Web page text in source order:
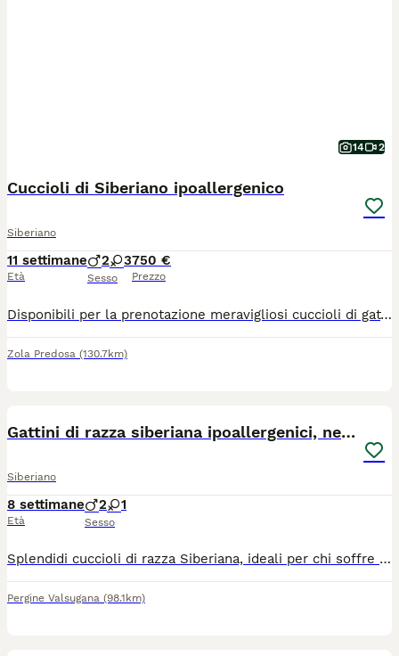
14 2
Cuccioli di Siberiano ipoallergenico
Siberiano
11 settimane
Età
2 3
Sesso
750 €
Prezzo
Disponibili per la prenotazione meravigliosi cuccioli di gatto Siberiano, nati e cresciuti in ambiente familiare. Questa razza è famosa per il suo carattere affettuoso, socievole e per essere naturalmente ipoallergenica.I cuccioli saranno pronti per entrare nella loro nuova casa a partire dalla seconda settimana di agosto. Verranno ceduti muniti di:Primo vaccino effettuato.Sverminazione completa.Libretto sanitario veterinario. I genitori dei cuccioli sono visibili, godono di ottima salute e sono regolarmente testati e negativi per FIV e FeLV (Immunodeficienza e Leucemia felina), a garanzia della massima serenità per la salute futura del gattino.I piccoli sono già abituati all'uso della lettiera e al tiragraffi. Sono perfetti per la vita in famiglia e per la compagnia di bambini o altri animali.Per informazioni, foto aggiornate dei singoli cuccioli o per venire a conoscerli di persona, contattatemi tramite messaggio o telefonicamente(anche wtsp). No pedigree.
Zola Predosa (130.7km)
Gattini di razza siberiana ipoallergenici, neva
Siberiano
8 settimane
Età
2 1
Sesso
Splendidi cuccioli di razza Siberiana, ideali per chi soffre di allergie, cercano una nuova famiglia! Consegnati con libretto sanitario ufficiale; Prima visita veterinaria effettuata, già vaccinati e sverminati; I cuccioli sono autonomi, già abituati all'uso della lettiera e del tiragraffi; Allevati in casa con amore e costante contatto umano. Disponibili per la consegna a fine agosto. Per informazioni e costi contattare in privato. NON IN REGALO !
Pergine Valsugana (98.1km)